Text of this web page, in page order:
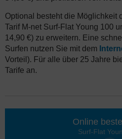
Optional besteht die Möglichkeit
Tarif M-net Surf-Flat Young 100
14,90 €) zu erweitern. Eine
Surfen nutzen Sie mit dem
Vorteil). Für alle über 25 Jahre
Tarife an.
Online
Surf-Flat